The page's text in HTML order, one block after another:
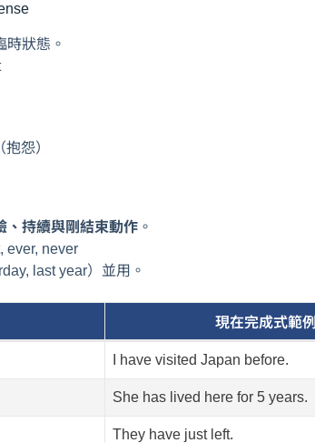
時狀態。
怨）
、持續與剛結束動作 。
ever, never
last year）並用。
現在完成式範例
I have visited Japan before.
She has lived here for 5 years.
They have just left.